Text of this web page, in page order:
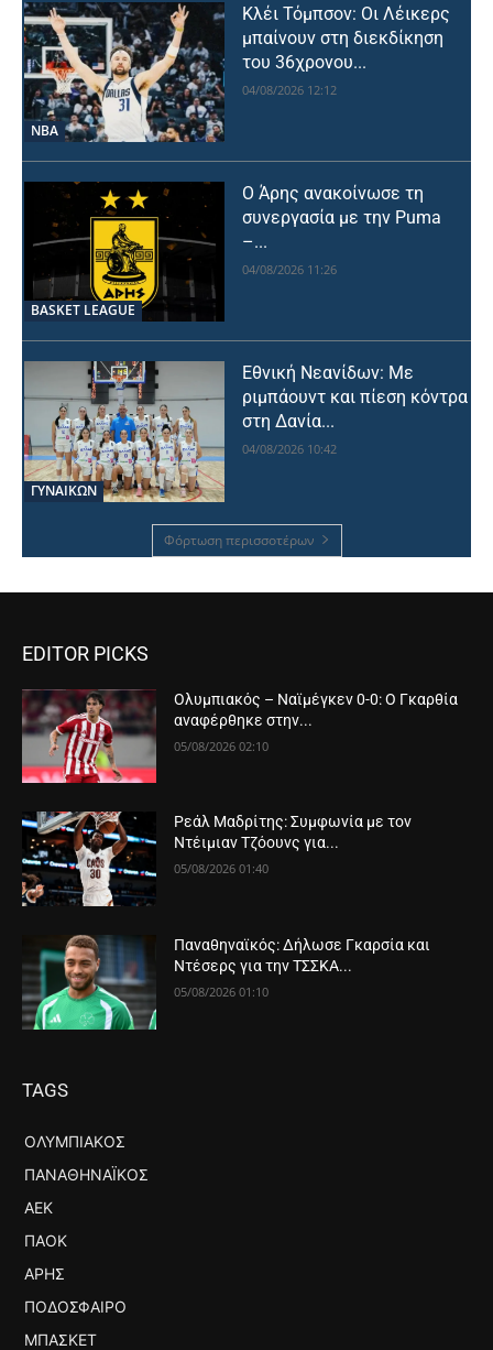
NBA
Κλέι Τόμπσον: Οι Λέικερς
μπαίνουν στη διεκδίκηση
του 36χρονου...
04/08/2026 12:12
BASKET LEAGUE
Ο Άρης ανακοίνωσε τη
συνεργασία με την Puma
–...
04/08/2026 11:26
ΓΥΝΑΙΚΩΝ
Εθνική Νεανίδων: Με
ριμπάουντ και πίεση κόντρα
στη Δανία...
04/08/2026 10:42
Φόρτωση περισσοτέρων
EDITOR PICKS
Ολυμπιακός – Ναϊμέγκεν 0-0: Ο Γκαρθία
αναφέρθηκε στην...
05/08/2026 02:10
Ρεάλ Μαδρίτης: Συμφωνία με τον
Ντέιμιαν Τζόουνς για...
05/08/2026 01:40
Παναθηναϊκός: Δήλωσε Γκαρσία και
Ντέσερς για την ΤΣΣΚΑ...
05/08/2026 01:10
TAGS
ΟΛΥΜΠΙΑΚΌΣ
ΠΑΝΑΘΗΝΑΪΚΌΣ
ΑΕΚ
ΠΑΟΚ
ΆΡΗΣ
ΠΟΔΌΣΦΑΙΡΟ
ΜΠΆΣΚΕΤ